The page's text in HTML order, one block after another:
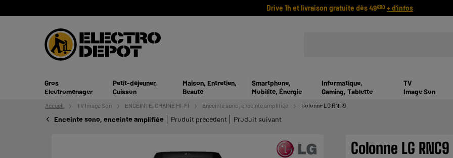
Drive 1h et livraison gratuite dès 49€90 + d'infos
Gros
Electroménager
Petit-déjeuner,
Cuisson
Maison, Entretien,
Beauté
Smartphone,
Mobilité, Énergie
Informatique,
Gaming, Tablette
TV
Image Son
Accueil TV Image Son ENCEINTE, CHAINE HI-FI Enceinte sono, enceinte amplifiée Colonne LG RNC9
Enceinte sono, enceinte amplifiée Produit précédent Produit suivant
Colonne LG RNC9